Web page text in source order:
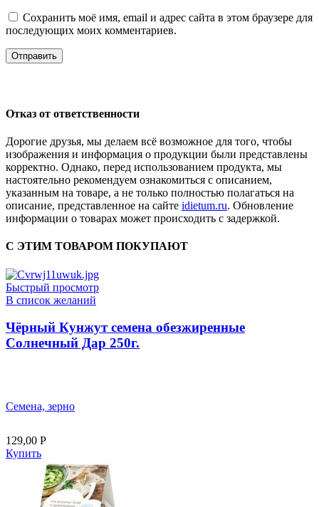
Сохранить моё имя, email и адрес сайта в этом браузере для
последующих моих комментариев.
Отказ от ответственности
Дорогие друзья, мы делаем всё возможное для того, чтобы
изображения и информация о продукции были представлены
корректно. Однако, перед использованием продукта, мы
настоятельно рекомендуем ознакомиться с описанием,
указанным на товаре, а не только полностью полагаться на
описание, представленное на сайте idietum.ru. Обновление
информации о товарах может происходить с задержкой.
С ЭТИМ ТОВАРОМ ПОКУПАЮТ
Быстрый просмотр
В список желаний
Чёрный Кунжут семена обезжиренные
Солнечный Дар 250г.
Семена, зерно
129,00 Р
Купить